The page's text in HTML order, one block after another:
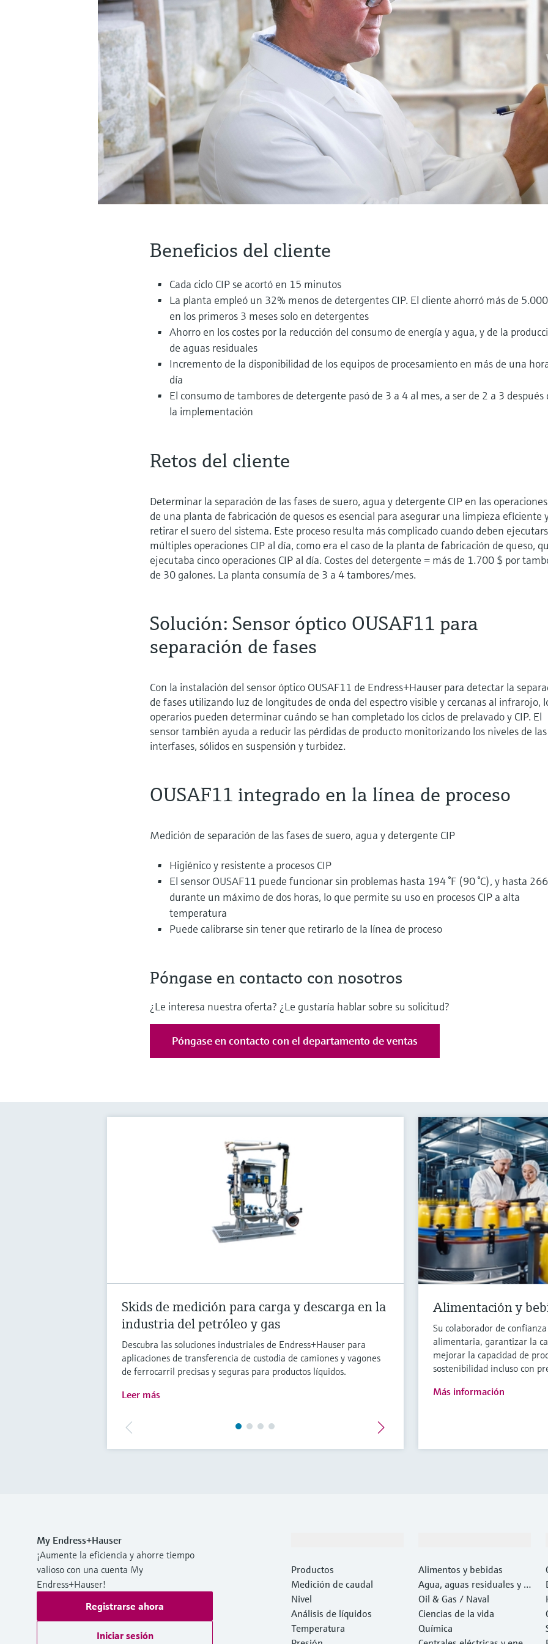
Beneficios del cliente
Cada ciclo CIP se acortó en 15 minutos
La planta empleó un 32% menos de detergentes CIP. El cliente ahorró más de
en los primeros 3 meses solo en detergentes
Ahorro en los costes por la reducción del consumo de energía y agua, y de la
de aguas residuales
Incremento de la disponibilidad de los equipos de procesamiento en más de una
día
El consumo de tambores de detergente pasó de 3 a 4 al mes, a ser de 2 a 3 después
la implementación
Retos del cliente
Determinar la separación de las fases de suero, agua y detergente CIP en las
de una planta de fabricación de quesos es esencial para asegurar una limpieza eficiente
retirar el suero del sistema. Este proceso resulta más complicado cuando deben
múltiples operaciones CIP al día, como era el caso de la planta de fabricación de queso,
ejecutaba cinco operaciones CIP al día. Costes del detergente = más de 1.700 $ por
de 30 galones. La planta consumía de 3 a 4 tambores/mes.
Solución: Sensor óptico OUSAF11 para
separación de fases
Con la instalación del sensor óptico OUSAF11 de Endress+Hauser para detectar la
de fases utilizando luz de longitudes de onda del espectro visible y cercanas al infrarojo,
operarios pueden determinar cuándo se han completado los ciclos de prelavado y CIP. El
sensor también ayuda a reducir las pérdidas de producto monitorizando los niveles de las
interfases, sólidos en suspensión y turbidez.
OUSAF11 integrado en la línea de proceso
Medición de separación de las fases de suero, agua y detergente CIP
Higiénico y resistente a procesos CIP
El sensor OUSAF11 puede funcionar sin problemas hasta 194 °F (90 °C), y hasta
durante un máximo de dos horas, lo que permite su uso en procesos CIP a alta
temperatura
Puede calibrarse sin tener que retirarlo de la línea de proceso
Póngase en contacto con nosotros
¿Le interesa nuestra oferta? ¿Le gustaría hablar sobre su solicitud?
Póngase en contacto con el departamento de ventas
Skids de medición para carga y descarga en la
industria del petróleo y gas
Descubra las soluciones industriales de Endress+Hauser para
aplicaciones de transferencia de custodia de camiones y vagones
de ferrocarril precisas y seguras para productos líquidos.
Leer más
Alimentación y
Su colaborador de
alimentaria, garantizar la
mejorar la capacidad de
sostenibilidad incluso con
Más información
My Endress+Hauser
¡Aumente la eficiencia y ahorre tiempo
valioso con una cuenta My
Endress+Hauser!
Registrarse ahora
Iniciar sesión
Productos
Medición de caudal
Nivel
Análisis de líquidos
Temperatura
Alimentos y bebidas
Agua, aguas residuales y r
esiduos
Oil & Gas / Naval
Ciencias de la vida
Química